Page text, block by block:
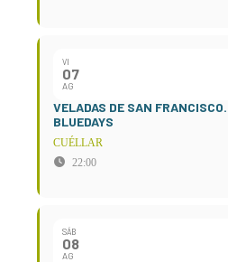
VI
07
AG
VELADAS DE SAN
BLUEDAYS
CUÉLLAR
22:00
SÁB
08
AG